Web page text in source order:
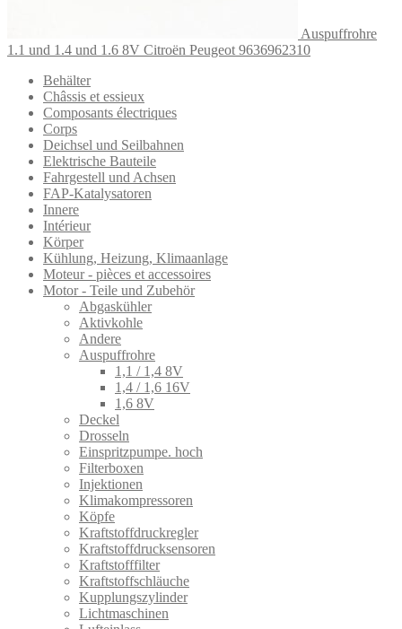
Auspuffrohre
1.1 und 1.4 und 1.6 8V Citroën Peugeot 9636962310
Behälter
Châssis et essieux
Composants électriques
Corps
Deichsel und Seilbahnen
Elektrische Bauteile
Fahrgestell und Achsen
FAP-Katalysatoren
Innere
Intérieur
Körper
Kühlung, Heizung, Klimaanlage
Moteur - pièces et accessoires
Motor - Teile und Zubehör
Abgaskühler
Aktivkohle
Andere
Auspuffrohre
1,1 / 1,4 8V
1,4 / 1,6 16V
1,6 8V
Deckel
Drosseln
Einspritzpumpe. hoch
Filterboxen
Injektionen
Klimakompressoren
Köpfe
Kraftstoffdruckregler
Kraftstoffdrucksensoren
Kraftstofffilter
Kraftstoffschläuche
Kupplungszylinder
Lichtmaschinen